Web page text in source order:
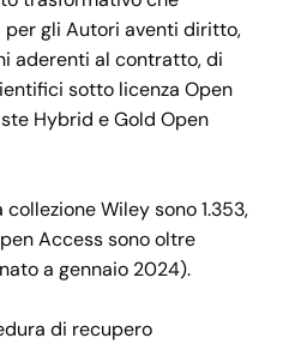
gli Autori aventi diritto,
aderenti al contratto, di
sotto licenza Open
Hybrid e Gold Open
Wiley sono 1.353,
Access sono oltre
a gennaio 2024).
di recupero